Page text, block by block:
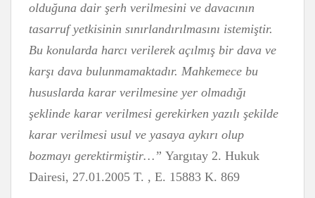
olduğuna dair şerh verilmesini ve davacının
tasarruf yetkisinin sınırlandırılmasını istemiştir.
Bu konularda harcı verilerek açılmış bir dava ve
karşı dava bulunmamaktadır. Mahkemece bu
hususlarda karar verilmesine yer olmadığı
şeklinde karar verilmesi gerekirken yazılı şekilde
karar verilmesi usul ve yasaya aykırı olup
bozmayı gerektirmiştir…” Yargıtay 2. Hukuk
Dairesi, 27.01.2005 T. , E. 15883 K. 869